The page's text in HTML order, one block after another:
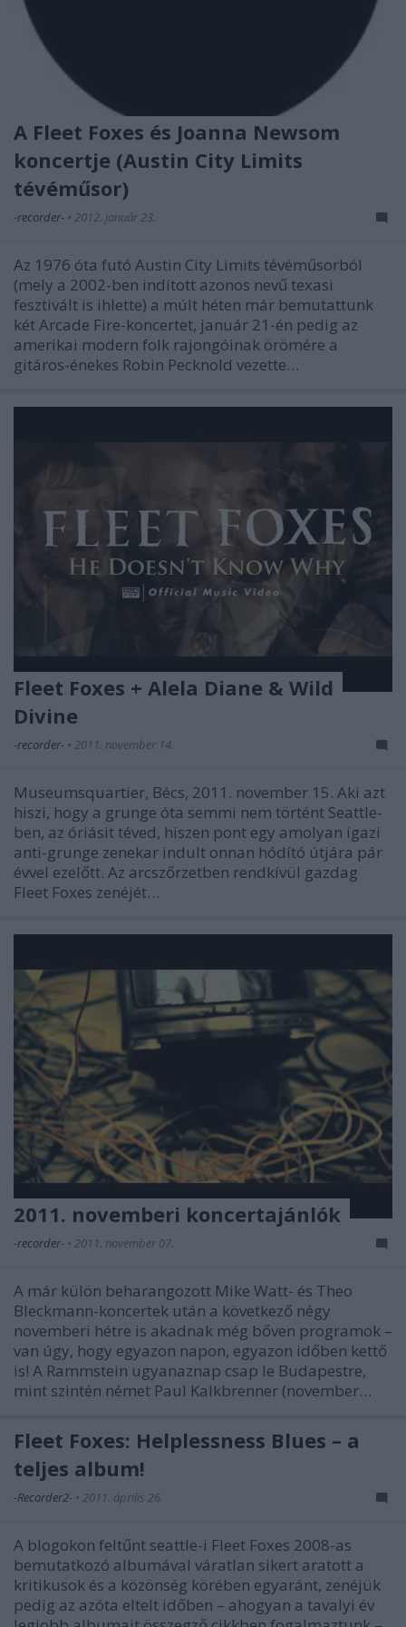
A Fleet Foxes és Joanna Newsom
koncertje (Austin City Limits
tévéműsor)
-recorder- • 2012. január 23.
Az 1976 óta futó Austin City Limits tévéműsorból
(mely a 2002-ben indított azonos nevű texasi
fesztivált is ihlette) a múlt héten már bemutattunk
két Arcade Fire-koncertet, január 21-én pedig az
amerikai modern folk rajongóinak örömére a
gitáros-énekes Robin Pecknold vezette…
Fleet Foxes + Alela Diane & Wild
Divine
-recorder- • 2011. november 14.
Museumsquartier, Bécs, 2011. november 15. Aki azt
hiszi, hogy a grunge óta semmi nem történt Seattle-
ben, az óriásit téved, hiszen pont egy amolyan igazi
anti-grunge zenekar indult onnan hódító útjára pár
évvel ezelőtt. Az arcszőrzetben rendkívül gazdag
Fleet Foxes zenéjét…
2011. novemberi koncertajánlók
-recorder- • 2011. november 07.
A már külön beharangozott Mike Watt- és Theo
Bleckmann-koncertek után a következő négy
novemberi hétre is akadnak még bőven programok –
van úgy, hogy egyazon napon, egyazon időben kettő
is! A Rammstein ugyanaznap csap le Budapestre,
mint szintén német Paul Kalkbrenner (november…
Fleet Foxes: Helplessness Blues – a
teljes album!
-Recorder2- • 2011. április 26.
A blogokon feltűnt seattle-i Fleet Foxes 2008-as
bemutatkozó albumával váratlan sikert aratott a
kritikusok és a közönség körében egyaránt, zenéjük
pedig az azóta eltelt időben – ahogyan a tavalyi év